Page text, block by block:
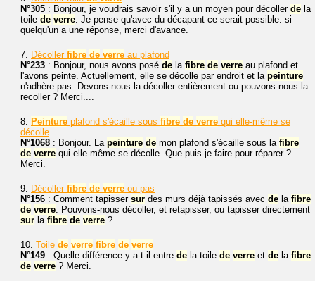
N°305 : Bonjour, je voudrais savoir s'il y a un moyen pour décoller de la
toile de verre. Je pense qu'avec du décapant ce serait possible. si
quelqu'un a une réponse, merci d'avance.
7. Décoller fibre de verre au plafond
N°233 : Bonjour, nous avons posé de la fibre de verre au plafond et
l'avons peinte. Actuellement, elle se décolle par endroit et la peinture
n'adhère pas. Devons-nous la décoller entièrement ou pouvons-nous la
recoller ? Merci....
8. Peinture plafond s'écaille sous fibre de verre qui elle-même se
décolle
N°1068 : Bonjour. La peinture de mon plafond s'écaille sous la fibre
de verre qui elle-même se décolle. Que puis-je faire pour réparer ?
Merci.
9. Décoller fibre de verre ou pas
N°156 : Comment tapisser sur des murs déjà tapissés avec de la fibre
de verre. Pouvons-nous décoller, et retapisser, ou tapisser directement
sur la fibre de verre ?
10. Toile de verre fibre de verre
N°149 : Quelle différence y a-t-il entre de la toile de verre et de la fibre
de verre ? Merci.